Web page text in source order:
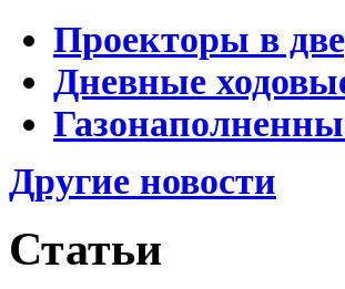
Проекторы в
Дневные
Другие новости
Статьи